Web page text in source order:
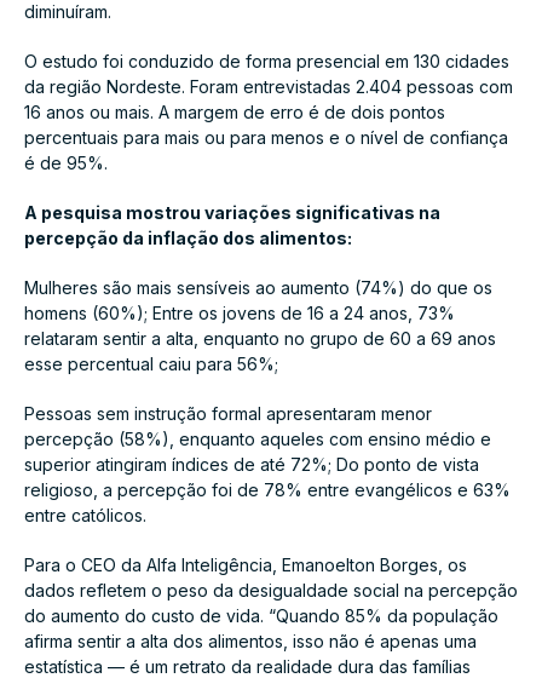
diminuíram.
O estudo foi conduzido de forma presencial em 130 cidades
da região Nordeste. Foram entrevistadas 2.404 pessoas com
16 anos ou mais. A margem de erro é de dois pontos
percentuais para mais ou para menos e o nível de confiança
é de 95%.
A pesquisa mostrou variações significativas na
percepção da inflação dos alimentos:
Mulheres são mais sensíveis ao aumento (74%) do que os
homens (60%); Entre os jovens de 16 a 24 anos, 73%
relataram sentir a alta, enquanto no grupo de 60 a 69 anos
esse percentual caiu para 56%;
Pessoas sem instrução formal apresentaram menor
percepção (58%), enquanto aqueles com ensino médio e
superior atingiram índices de até 72%; Do ponto de vista
religioso, a percepção foi de 78% entre evangélicos e 63%
entre católicos.
Para o CEO da Alfa Inteligência, Emanoelton Borges, os
dados refletem o peso da desigualdade social na percepção
do aumento do custo de vida. “Quando 85% da população
afirma sentir a alta dos alimentos, isso não é apenas uma
estatística — é um retrato da realidade dura das famílias